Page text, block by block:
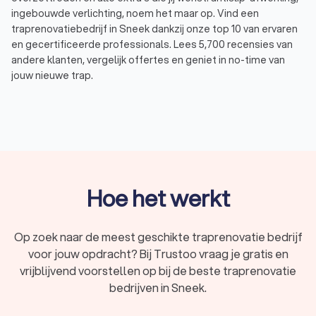
ingebouwde verlichting, noem het maar op. Vind een
traprenovatiebedrijf in Sneek dankzij onze top 10 van ervaren
en gecertificeerde professionals. Lees 5,700 recensies van
andere klanten, vergelijk offertes en geniet in no-time van
jouw nieuwe trap.
€ 1.500,- tot € 3.000,-
Ruime keuze uitverschillende materialen
Overweeg extra's zoalsinbouwverlichting, extra
geluidsdempingofantislipneuzen.
Vergelijk offertes van traprenovatie-specialisten
Hoe het werkt
Op zoek naar de meest geschikte traprenovatie bedrijf
voor jouw opdracht? Bij Trustoo vraag je gratis en
vrijblijvend voorstellen op bij de beste traprenovatie
bedrijven in Sneek.